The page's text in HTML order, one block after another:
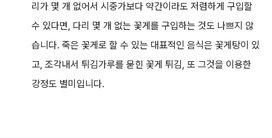
리가 몇 개 없어서 시중가보다 약간이라도 저렴하게 구입할
수 있다면, 다리 몇 개 없는 꽃게를 구입하는 것도 나쁘지 않
습니다. 죽은 꽃게로 할 수 있는 대표적인 음식은 꽃게탕이 있
고, 조각내서 튀김가루를 묻힌 꽃게 튀김, 또 그것을 이용한
강정도 별미입니다.